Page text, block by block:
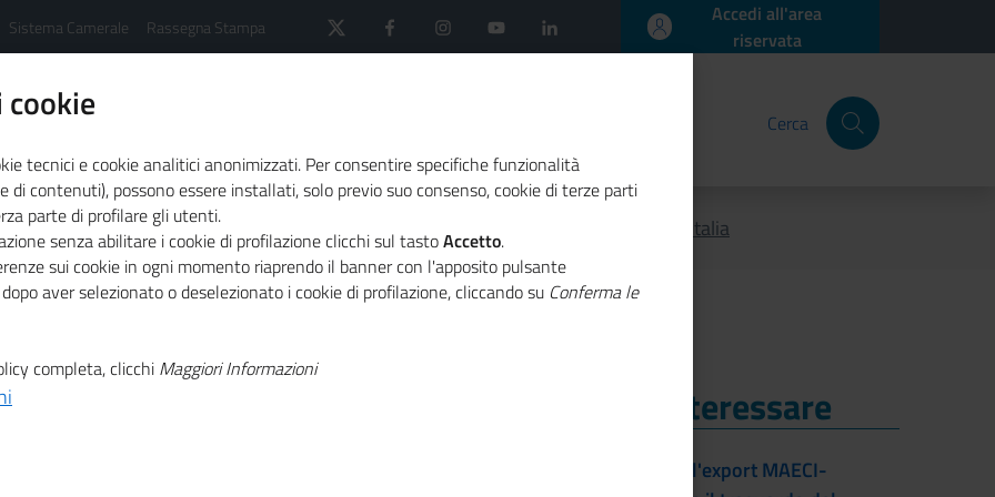
Sistema Camerale Rassegna Stampa
Accedi all'area
riservata
Cerca
sistema camerale Primo Piano Unioncamere nell’Infrastruttura Qualità Italia
Ti Potrebbe Interessare
L'accordo per l'export MAECI-
tecnici e cookie analitici anonimizzati. Per consentire specifiche funzionalità
di contenuti), possono essere installati, solo previo suo consenso, cookie di terze parti
parte di profilare gli utenti.
senza abilitare i cookie di profilazione clicchi sul tastoAccetto.
sui cookie in ogni momento riaprendo il banner con l'apposito pulsante
aver selezionato o deselezionato i cookie di profilazione, cliccando su Conferma le
completa, clicchi Maggiori Informazioni